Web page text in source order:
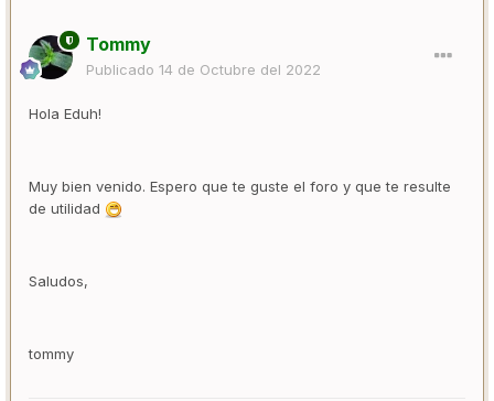
Tommy
Publicado 14 de Octubre del 2022
Hola Eduh!
Muy bien venido. Espero que te guste el foro y que te resulte
de utilidad
Saludos,
tommy